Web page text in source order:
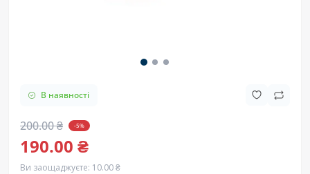
В наявності
200.00 ₴ -5%
190.00 ₴
Ви заощаджуєте: 10.00 ₴